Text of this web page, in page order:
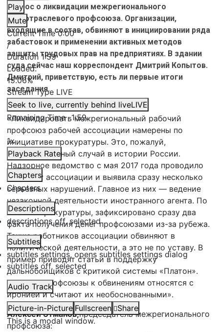
Play
Mute
Current Time0:00
/
Duration 1:59
Loaded:
15.06%
Stream Type LIVE
Seek to live, currently behind liveLIVE
Remaining Time-1:59
1x
Playback Rate
Chapters
Chapters
Descriptions
descriptions off, selected
Subtitles
subtitles settings, opens subtitles settings dialog
subtitles off, selected
Audio Track
Picture-in-Picture Fullscreen
Share
This is a modal window.
вопрос о ликвидации межрегионального
межотраслевого профсоюза. Организации,
входящие в состав, обвиняют в инициировании ряда
забастовок и применении активных методов
защиты трудовых прав на предприятиях. В здании
суда сейчас наш корреспондент Дмитрий Копытов.
Дмитрий, приветствую, есть ли первые итоги
заседания.
Дмитрий Копытов,корреспондент:
«Ликвидировать межрегиональный рабочий
профсоюз рабочей ассоциации намерены по
инициативе прокуратуры. Это, пожалуй,
беспрецедентный случай в истории России.
Надзорное ведомство с мая 2017 года проводило
проверку ассоциации и выявила сразу несколько
серьезных нарушений. Главное из них — ведение
незаконной деятельности иностранного агента. По
мнению прокуратуры, зафиксировано сразу два
факта получения денег профсоюзами из-за рубежа.
Также работников ассоциации обвиняют в
политической деятельности, а это не по уставу. В
пример приводят статьи в поддержку
дальнобойщиков с критикой системы «Платон».
Сами же профсоюзы к обвинениям относятся с
иронией и считают их необоснованными».
Алексей Этманов,председатель межрегионального
профсоюза: